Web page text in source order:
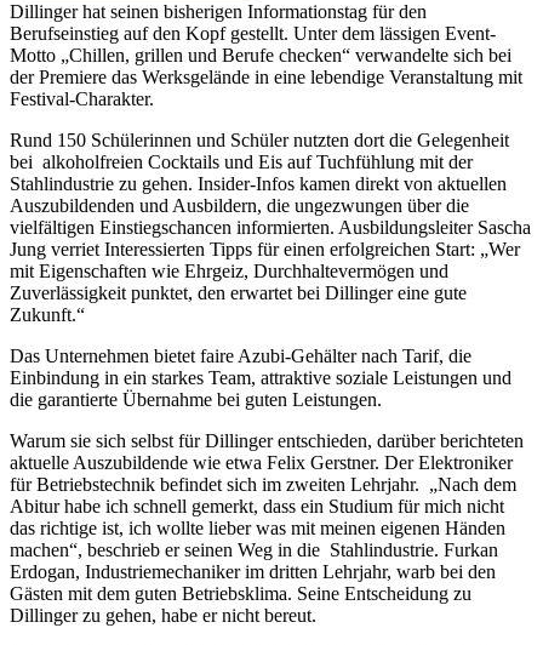
Dillinger hat seinen bisherigen Informationstag für den
Berufseinstieg auf den Kopf gestellt. Unter dem lässigen Event-
Motto „Chillen, grillen und Berufe checken“ verwandelte sich bei
der Premiere das Werksgelände in eine lebendige Veranstaltung mit
Festival-Charakter.
Rund 150 Schülerinnen und Schüler nutzten dort die Gelegenheit
bei alkoholfreien Cocktails und Eis auf Tuchfühlung mit der
Stahlindustrie zu gehen. Insider-Infos kamen direkt von aktuellen
Auszubildenden und Ausbildern, die ungezwungen über die
vielfältigen Einstiegschancen informierten. Ausbildungsleiter Sascha
Jung verriet Interessierten Tipps für einen erfolgreichen Start: „Wer
mit Eigenschaften wie Ehrgeiz, Durchhaltevermögen und
Zuverlässigkeit punktet, den erwartet bei Dillinger eine gute
Zukunft.“
Das Unternehmen bietet faire Azubi-Gehälter nach Tarif, die
Einbindung in ein starkes Team, attraktive soziale Leistungen und
die garantierte Übernahme bei guten Leistungen.
Warum sie sich selbst für Dillinger entschieden, darüber berichteten
aktuelle Auszubildende wie etwa Felix Gerstner. Der Elektroniker
für Betriebstechnik befindet sich im zweiten Lehrjahr. „Nach dem
Abitur habe ich schnell gemerkt, dass ein Studium für mich nicht
das richtige ist, ich wollte lieber was mit meinen eigenen Händen
machen“, beschrieb er seinen Weg in die Stahlindustrie. Furkan
Erdogan, Industriemechaniker im dritten Lehrjahr, warb bei den
Gästen mit dem guten Betriebsklima. Seine Entscheidung zu
Dillinger zu gehen, habe er nicht bereut.